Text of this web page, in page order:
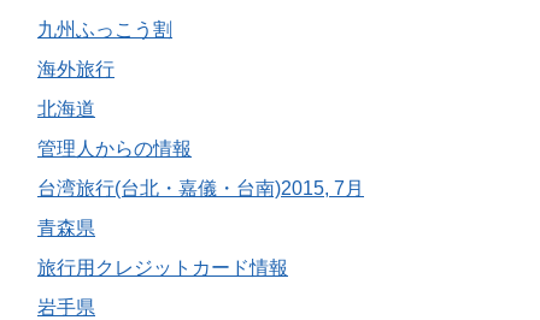
九州ふっこう割
海外旅行
北海道
管理人からの情報
台湾旅行(台北・嘉儀・台南)2015, 7月
青森県
旅行用クレジットカード情報
岩手県